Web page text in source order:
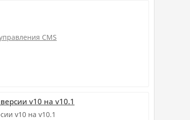
CMS
v10 на v10.1
v10 на v10.1